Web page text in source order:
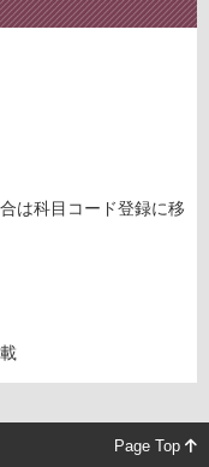
は科目コード登録に移
Page Top